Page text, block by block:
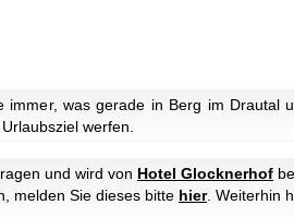
was gerade in Berg im Drautal
werfen.
und wird von Hotel Glocknerhof
melden Sie dieses bitte hier. Weiterhin